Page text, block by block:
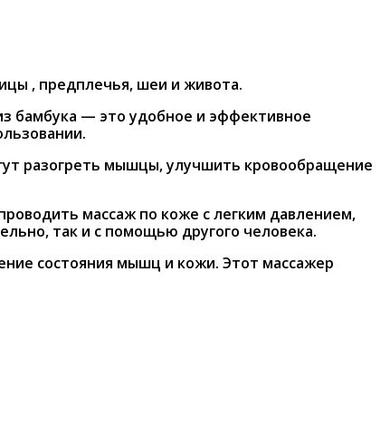
, предплечья, шеи и живота.
бамбука — это удобное и эффективное
разогреть мышцы, улучшить кровообращение
массаж по коже с легким давлением,
так и с помощью другого человека.
состояния мышц и кожи. Этот массажер